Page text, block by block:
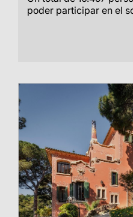
poder participar en el